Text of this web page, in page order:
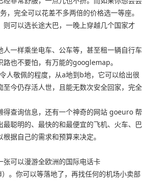
，完全可以花差不多两倍的价格选一等座。
则可以选长途大巴，一晚上穿越几个国家才
人一样乘坐电车、公车等，甚至租一辆自行车
也不要怕，有万能的googlemap。
人敬佩的程度，从a地到b地，它可以给出很
至今仍存活人世，且能无数次安全回家，完全
得查询信息，还有一个神奇的网站 goeuro 帮
最聪明的、最快的和最便宜的飞机、火车、巴
据自己的需求和预算来决定。
张可以漫游全欧洲的国际电话卡
。你可以等落地了，再找任何的机场小卖部